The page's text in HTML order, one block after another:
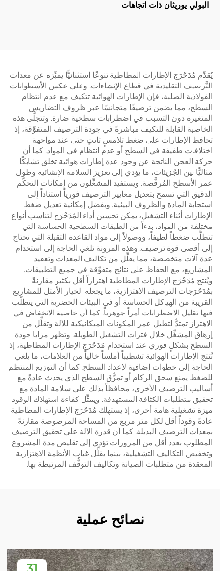
البولي يوريثان ذات اتجاهات
يُقدِّم مُدَحْرَج الإطارات المطاطية تنوعًا استثنائيًّا يميِّزه عن معدات
التَّرصيف التقليدية في قطاع الإنشاءات. وعلى عكس الأسطوانات
الفولاذية الصلبة، فإن الإطارات الهوائية تتكيف مع عدم انتظام
السطح، مما يضمن ترصيفًا متجانسًا عبر ظروف التضاريس
المتغيرة دون التسبب في اضطرابات سطحية ضارة. وتتجلَّى هذه
الخاصية القابلة للتكيف مباشرةً في جودة الترصيف المتفوِّقة، إذ
تحافظ الإطارات على ضغط تلامسٍ ثابتٍ حتى عند مواجهة
اختلافات طفيفة في السطح أو عدم انتظام في المواد. كما أن
حركة العجن الناتجة عن وجود عدة إطارات هوائية تخلق تشابكًا
مثاليًّا بين الجُزيئات، ما يؤدي إلى تعزيز السلامة الإنشائية وطول
عمر الأسطح المُرقَّصة. ويستفيد المشغِّلون من إمكانات التحكُّم
الدقيق التي تسمح بتعديل معايير الترصيف فورياً استناداً إلى
استجابة المادة والظروف البيئية. وبفضل إمكانية تعديل ضغط
الإطارات أثناء التشغيل، يمكن تحسين أداء المُدَحْرَج لتناسب أنواع
مختلفة من المواد، بدءاً من الطبقات السطحية الحساسة التي
تتطلَّب ضغطاً لطيفاً، ووصولاً إلى مواد القاعدة الثقيلة التي تحتاج
إلى أقصى قوة ترصيف. وهذه المرونة تلغي الحاجة إلى استخدام
عدة آلات متخصصة، مما يقلِّل من تكاليف المعدات وتعقيد
المشاريع، مع الحفاظ على نتائج متفوِّقة في جميع التطبيقات.
ويُنتج مُدَحْرَج الإطارات المطاطية اهتزازاً أقل بكثير مقارنةً
بمُدَحْرَجات الترصيف الاهتزازية، ما يجعله الخيار الأمثل للمشاريع
القريبة من الهياكل الحساسة أو في البيئات الحضرية التي يتطلَّب
فيها تقليل الاضطرابات أمراً جوهرياً. كما أن خاصية الانخفاض في
الاهتزاز تمتدُّ لتطيل عمر المكونات الميكانيكية للآلة وتقلِّل من
إرهاق المشغِّل خلال فترات التشغيل الطويلة. وتظهر مزايا جودة
السطح بشكلٍ فوري عند استخدام مُدَحْرَج الإطارات المطاطية، إذ
تُنتج الإطارات الهوائية تشطيباً أملساً خالياً من العلامات، ما يلغي
الحاجة إلى خطوات إضافية لإعداد السطح. كما أن التوزيع المنتظم
للضغط يمنع سحق الركام أو تمزُّق السطح الذي يحدث عادةً مع
أساليب الترصيف الأخرى، محافظاً بذلك على سلامة المادة مع
تحقيق متطلبات الكثافة المستهدفة. ويمثِّل كفاءة استهلاك الوقود
ميزة تشغيلية هامة أخرى، إذ يستهلك مُدَحْرَج الإطارات المطاطية
عادةً وقوداً أقل لكل متر مربع من المساحة المرصوصة مقارنةً
بمعدات الترصيف البديلة. كما أن قدرة الآلة على تحقيق الترصيف
المطلوب بعدد أقل من المرورات تؤدي إلى تقليص مدة المشروع
وتخفيض التكاليف التشغيلية، بينما يقلِّل غياب الأنظمة الاهتزازية
المعقدة من متطلبات الصيانة وتكاليف التوقُّف المرتبطة بها.
نصائح عملية